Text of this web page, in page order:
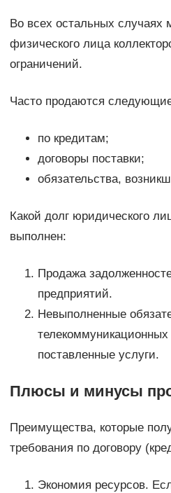
Во всех остальных случаях
физического лица
ограничений.
Часто продаются
по кредитам;
договоры поставки;
обязательства,
Какой долг юридического
выполнен:
Продажа
предприятий.
Невыполненные
поставленные услуги.
Плюсы и минусы
Преимущества, которые
требования по договору
Экономия ресурсов.